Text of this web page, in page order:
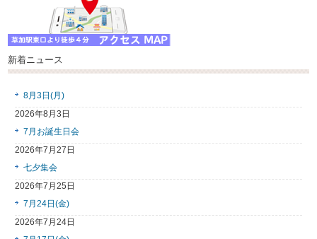
新着ニュース
8月3日(月)
2026年8月3日
7月お誕生日会
2026年7月27日
七夕集会
2026年7月25日
7月24日(金)
2026年7月24日